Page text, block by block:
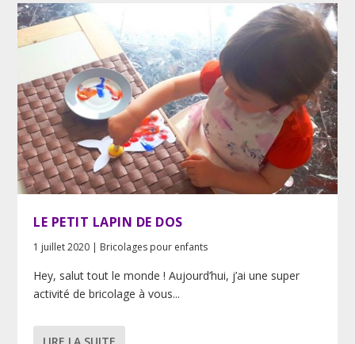
LE PETIT LAPIN DE DOS
1 juillet 2020 | Bricolages pour enfants
Hey, salut tout le monde ! Aujourd’hui, j’ai une super
activité de bricolage à vous...